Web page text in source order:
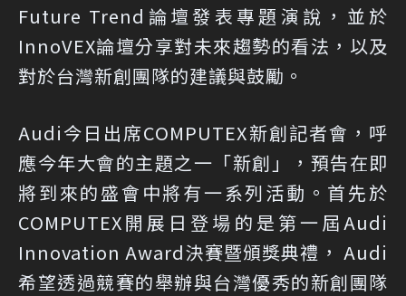
Future Trend論壇發表專題演說，並於
InnoVEX論壇分享對未來趨勢的看法，以及
對於台灣新創團隊的建議與鼓勵。
Audi今日出席COMPUTEX新創記者會，呼
應今年大會的主題之一「新創」，預告在即
將到來的盛會中將有一系列活動。首先於
COMPUTEX開展日登場的是第一屆Audi
Innovation Award決賽暨頒獎典禮， Audi
希望透過競賽的舉辦與台灣優秀的新創團隊